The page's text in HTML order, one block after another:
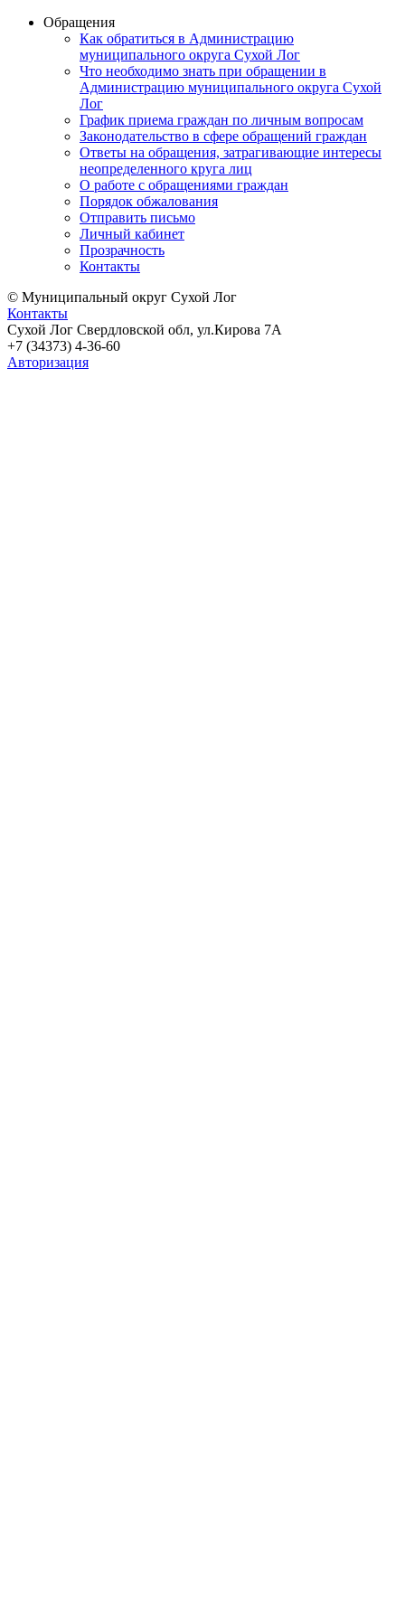
Обращения
Как обратиться в Администрацию
муниципального округа Сухой Лог
Что необходимо знать при обращении в
Администрацию муниципального округа Сухой
Лог
График приема граждан по личным вопросам
Законодательство в сфере обращений граждан
Ответы на обращения, затрагивающие интересы
неопределенного круга лиц
О работе с обращениями граждан
Порядок обжалования
Отправить письмо
Личный кабинет
Прозрачность
Контакты
© Муниципальный округ Сухой Лог
Контакты
Сухой Лог Свердловской обл, ул.Кирова 7А
+7 (34373) 4-36-60
Авторизация